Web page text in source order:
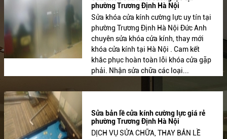
phường Trương Định Hà Nội
Sửa khóa cửa kính cường lực uy tín tại
phường Trương Định Hà Nội Đức Anh
chuyên sửa khóa cửa kính, thay mới
khóa cửa kính tại Hà Nội . Cam kết
khắc phục hoàn toàn lỗi khóa cửa gặp
phải. Nhận sửa chữa các loại...
Sửa bản lề cửa kính cường lực giá rẻ
phường Trương Định Hà Nội
DỊCH VỤ SỬA CHỮA, THAY BẢN LỀ